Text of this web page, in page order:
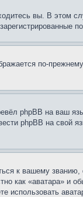
вы. В этом
по-
phpBB на ваш
phpBB на
к вашему
как «аватара» и
использовать